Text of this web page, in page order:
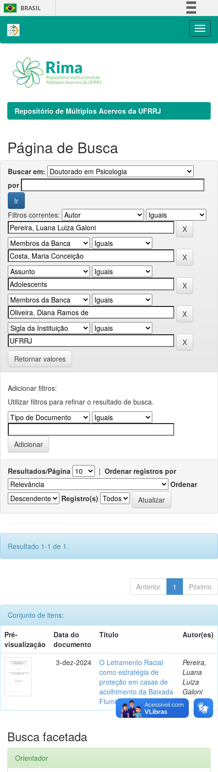
Skip
navigation
BRASIL
Repositório de Múltiplos Acervos da UFRRJ
Página de Busca
Buscar em:
por
Filtros correntes:
Retornar valores
Adicionar filtros:
Utilizar filtros para refinar o resultado de busca.
Resultados/Página | Ordenar registros por
Ordenar
Registro(s)
Resultado 1-1 de 1.
Anterior 1 Póximo
Conjunto de itens:
Pré-
visualização
Data do
documento
Título Autor(es)
3-dez-2024
O Letramento Racial
como estratégia de
proteção em casas de
acolhimento da Baixada
Fluminense
Pereira,
Luana
Luiza
Galoni
Busca facetada
Orientador